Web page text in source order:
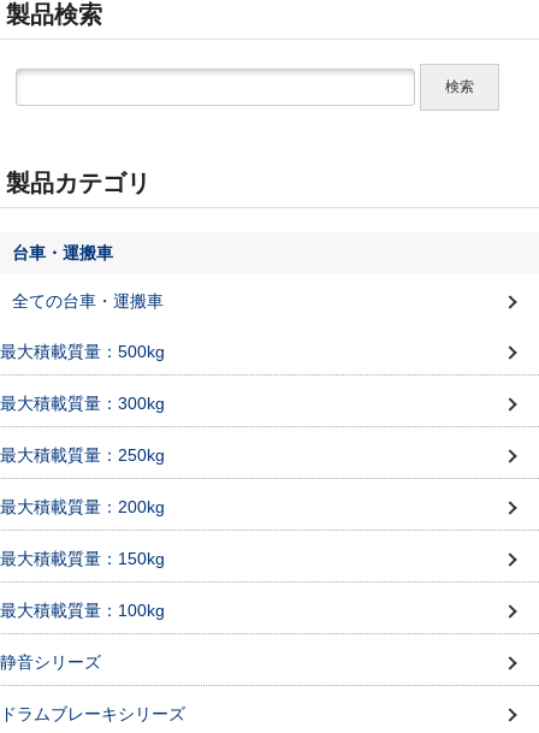
製品検索
製品カテゴリ
台車・運搬車
全ての台車・運搬車
最大積載質量：500kg
最大積載質量：300kg
最大積載質量：250kg
最大積載質量：200kg
最大積載質量：150kg
最大積載質量：100kg
静音シリーズ
ドラムブレーキシリーズ